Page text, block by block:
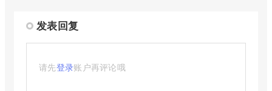
发表回复
请先登录账户再评论哦